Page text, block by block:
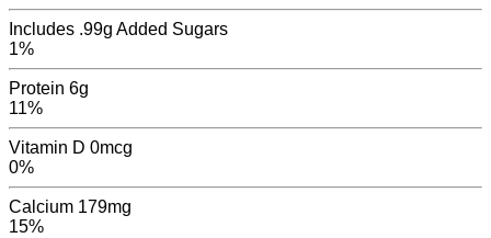
Includes .99g Added Sugars
1%
Protein 6g
11%
Vitamin D 0mcg
0%
Calcium 179mg
15%